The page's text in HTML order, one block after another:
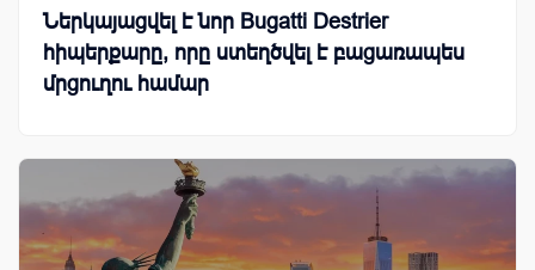
Ներկայացվել է նոր Bugatti Destrier
հիպերքարը, որը ստեղծվել է բացառապես
մրցուղու համար